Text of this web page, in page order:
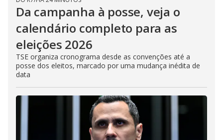
Da campanha à posse, veja o
calendário completo para as
eleições 2026
TSE organiza cronograma desde as convenções até a
posse dos eleitos, marcado por uma mudança inédita de
data